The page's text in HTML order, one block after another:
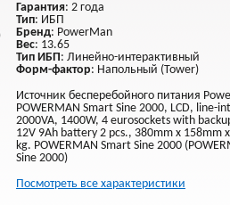
Гарантия: 2 года
Тип: ИБП
Бренд: PowerMan
Вес: 13.65
Тип ИБП: Линейно-интерактивный
Форм-фактор: Напольный (Tower)
Источник бесперебойного питания
POWERMAN Smart Sine 2000, LCD, line-
2000VA, 1400W, 4 eurosockets with
12V 9Ah battery 2 pcs., 380mm x 158mm
kg. POWERMAN Smart Sine 2000
Sine 2000)
Посмотреть все характеристики